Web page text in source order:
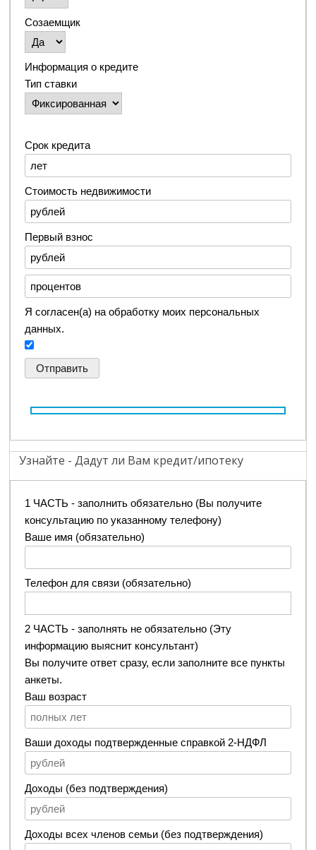
Созаемщик
Информация о кредите
Тип ставки
Срок кредита
Стоимость недвижимости
Первый взнос
Я согласен(а) на обработку моих персональных
данных.
Узнайте - Дадут ли Вам кредит/ипотеку
1 ЧАСТЬ - заполнить обязательно (Вы получите
консультацию по указанному телефону)
Ваше имя (обязательно)
Телефон для связи (обязательно)
2 ЧАСТЬ - заполнять не обязательно (Эту
информацию выяснит консультант)
Вы получите ответ сразу, если заполните все пункты
анкеты.
Ваш возраст
Ваши доходы подтвержденные справкой 2-НДФЛ
Доходы (без подтверждения)
Доходы всех членов семьи (без подтверждения)